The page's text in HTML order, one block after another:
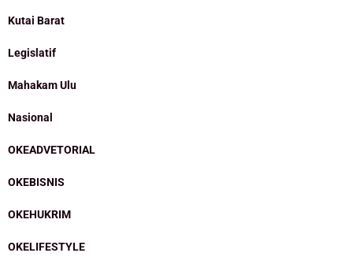
Kutai Barat
Legislatif
Mahakam Ulu
Nasional
OKEADVETORIAL
OKEBISNIS
OKEHUKRIM
OKELIFESTYLE